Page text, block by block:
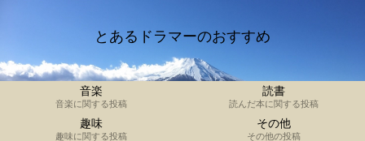
とあるドラマーのおすすめ
音楽
音楽に関する投稿
読書
読んだ本に関する投稿
趣味
趣味に関する投稿
その他
その他の投稿